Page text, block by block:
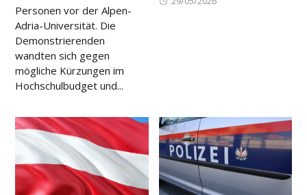
Personen vor der Alpen-
Adria-Universität. Die
Demonstrierenden
wandten sich gegen
mögliche Kürzungen im
Hochschulbudget und...